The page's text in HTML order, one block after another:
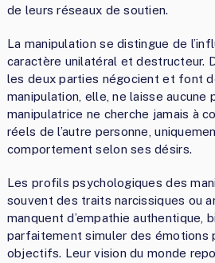
de leurs réseaux de soutien.
La manipulation se distingue de
caractère unilatéral et destructeur.
les deux parties négocient et font
manipulation, elle, ne laisse aucune
manipulatrice ne cherche jamais à
réels de l’autre personne,
comportement selon ses désirs.
Les profils psychologiques des
souvent des traits narcissiques ou
manquent d’empathie authentique,
parfaitement simuler des émotions
objectifs. Leur vision du monde